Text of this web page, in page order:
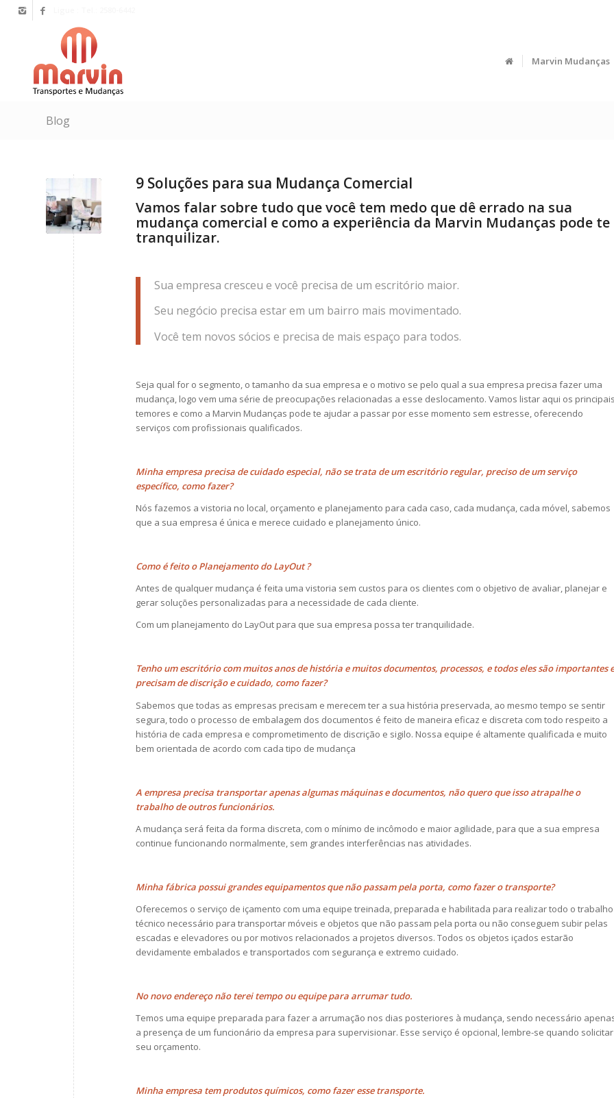
Marvin Mudanças
Blog
9 Soluções para sua Mudança Comercial
Vamos falar sobre tudo que você tem medo que dê errado na sua
mudança comercial e como a experiência da Marvin Mudanças pode te
tranquilizar.
Sua empresa cresceu e você precisa de um escritório maior.
Seu negócio precisa estar em um bairro mais movimentado.
Você tem novos sócios e precisa de mais espaço para todos.
Seja qual for o segmento, o tamanho da sua empresa e o motivo se pelo qual a sua empresa precisa fazer uma
mudança, logo vem uma série de preocupações relacionadas a esse deslocamento. Vamos listar aqui os
temores e como a Marvin Mudanças pode te ajudar a passar por esse momento sem estresse, oferecendo
serviços com profissionais qualificados.
Minha empresa precisa de cuidado especial, não se trata de um escritório regular, preciso de um serviço
específico, como fazer?
Nós fazemos a vistoria no local, orçamento e planejamento para cada caso, cada mudança, cada móvel, sabemos
que a sua empresa é única e merece cuidado e planejamento único.
Como é feito o Planejamento do LayOut ?
Antes de qualquer mudança é feita uma vistoria sem custos para os clientes com o objetivo de avaliar, planejar e
gerar soluções personalizadas para a necessidade de cada cliente.
Com um planejamento do LayOut para que sua empresa possa ter tranquilidade.
Tenho um escritório com muitos anos de história e muitos documentos, processos, e todos eles são importantes e
precisam de discrição e cuidado, como fazer?
Sabemos que todas as empresas precisam e merecem ter a sua história preservada, ao mesmo tempo se sentir
segura, todo o processo de embalagem dos documentos é feito de maneira eficaz e discreta com todo respeito a
história de cada empresa e comprometimento de discrição e sigilo. Nossa equipe é altamente qualificada e muito
bem orientada de acordo com cada tipo de mudança
A empresa precisa transportar apenas algumas máquinas e documentos, não quero que isso atrapalhe o
trabalho de outros funcionários.
A mudança será feita da forma discreta, com o mínimo de incômodo e maior agilidade, para que a sua empresa
continue funcionando normalmente, sem grandes interferências nas atividades.
Minha fábrica possui grandes equipamentos que não passam pela porta, como fazer o transporte?
Oferecemos o serviço de içamento com uma equipe treinada, preparada e habilitada para realizar todo o trabalho
técnico necessário para transportar móveis e objetos que não passam pela porta ou não conseguem subir pelas
escadas e elevadores ou por motivos relacionados a projetos diversos. Todos os objetos içados estarão
devidamente embalados e transportados com segurança e extremo cuidado.
No novo endereço não terei tempo ou equipe para arrumar tudo.
Temos uma equipe preparada para fazer a arrumação nos dias posteriores à mudança, sendo necessário
a presença de um funcionário da empresa para supervisionar. Esse serviço é opcional, lembre-se quando solicitar
seu orçamento.
Minha empresa tem produtos químicos, como fazer esse transporte.